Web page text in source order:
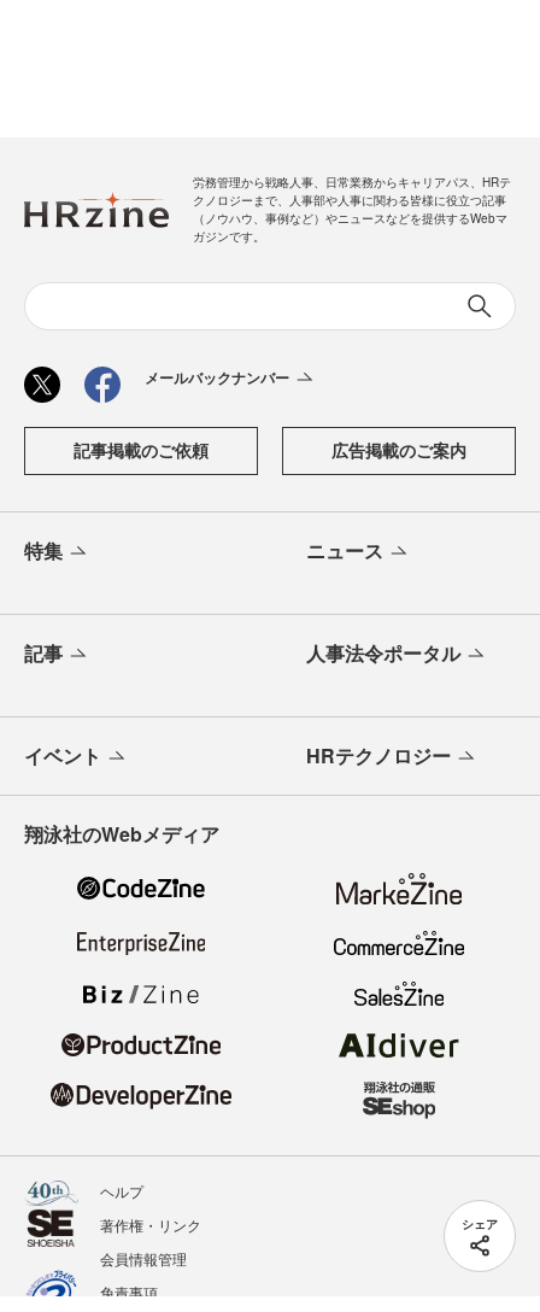
シェア
労務管理から戦略人事、日常業務からキャリアパス、HRテ
クノロジーまで、人事部や人事に関わる皆様に役立つ記事
（ノウハウ、事例など）やニュースなどを提供するWebマ
ガジンです。
メールバックナンバー
記事掲載のご依頼 広告掲載のご案内
特集 ニュース
記事 人事法令ポータル
イベント HRテクノロジー
翔泳社のWebメディア
ヘルプ
著作権・リンク
会員情報管理
免責事項